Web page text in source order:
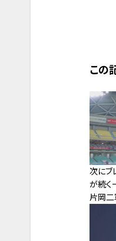
この
次にブ
が続く
片岡